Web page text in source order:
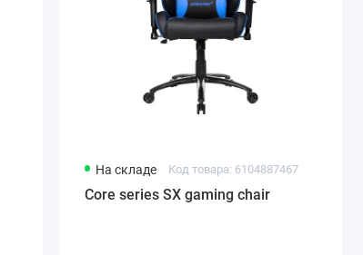
На складе Код товара: 6104887467
Core series SX gaming chair